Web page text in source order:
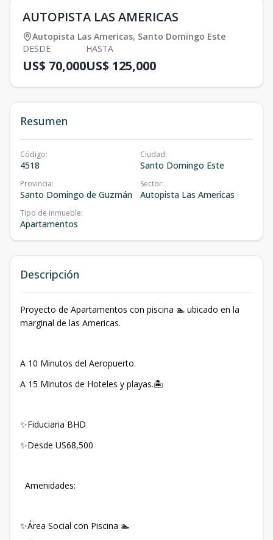
AUTOPISTA LAS AMERICAS
Autopista Las Americas, Santo Domingo Este
DESDE
US$ 70,000
HASTA
US$ 125,000
Resumen
Código:
4518
Ciudad:
Santo Domingo Este
Provincia:
Santo Domingo de Guzmán
Sector:
Autopista Las Americas
Tipo de inmueble:
Apartamentos
Descripción
Proyecto de Apartamentos con piscina 🏊 ubicado en la
marginal de las Americas.
A 10 Minutos del Aeropuerto.
A 15 Minutos de Hoteles y playas.🏝️
✨Fiduciaria BHD
✨Desde US68,500
Amenidades:
✨Área Social con Piscina 🏊